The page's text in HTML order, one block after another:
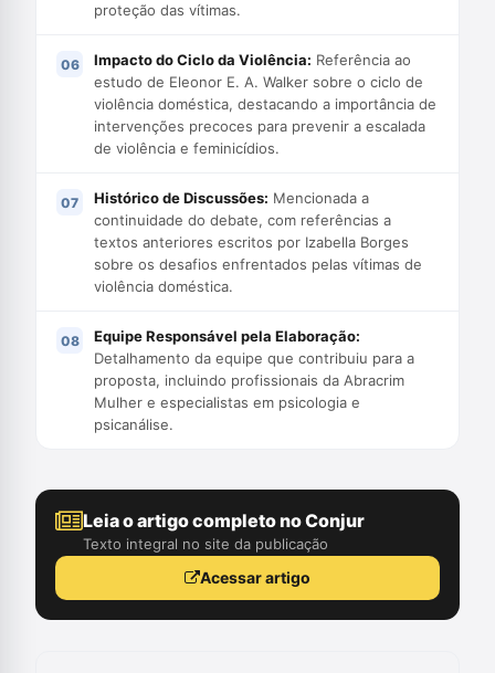
proteção das vítimas.
Impacto do Ciclo da Violência: Referência ao
estudo de Eleonor E. A. Walker sobre o ciclo de
violência doméstica, destacando a importância de
intervenções precoces para prevenir a escalada
de violência e feminicídios.
Histórico de Discussões: Mencionada a
continuidade do debate, com referências a
textos anteriores escritos por Izabella Borges
sobre os desafios enfrentados pelas vítimas de
violência doméstica.
Equipe Responsável pela Elaboração:
Detalhamento da equipe que contribuiu para a
proposta, incluindo profissionais da Abracrim
Mulher e especialistas em psicologia e
psicanálise.
Leia o artigo completo no Conjur
Texto integral no site da publicação
Acessar artigo